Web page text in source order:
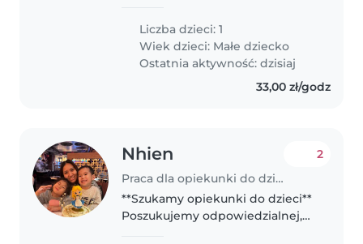
pomocy w codziennych
obowiązkach domowych.
Kontakt mile widziany!
Liczba dzieci: 1
Wiek dzieci: Małe dziecko
Ostatnia aktywność: dzisiaj
33,00 zł/godz
Nhien
Praca dla opiekunki do dziecka w Gliwice
2
**Szukamy opiekunki do dzieci**
Poszukujemy odpowiedzialnej,